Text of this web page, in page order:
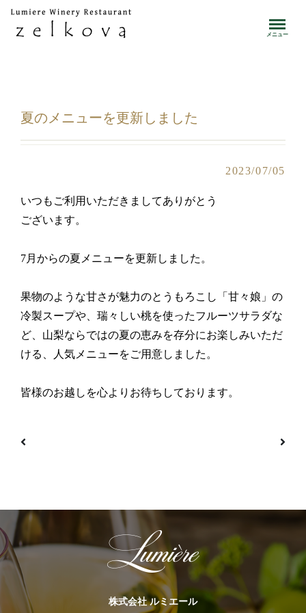
toggle
メニュー
夏のメニューを更新しました
2023/07/05
いつもご利用いただきましてありがとう
ございます。
7月からの夏メニューを更新しました。
果物のような甘さが魅力のとうもろこし「甘々娘」の
冷製スープや、瑞々しい桃を使ったフルーツサラダな
ど、山梨ならではの夏の恵みを存分にお楽しみいただ
ける、人気メニューをご用意しました。
皆様のお越しを心よりお待ちしております。
株式会社 ルミエール